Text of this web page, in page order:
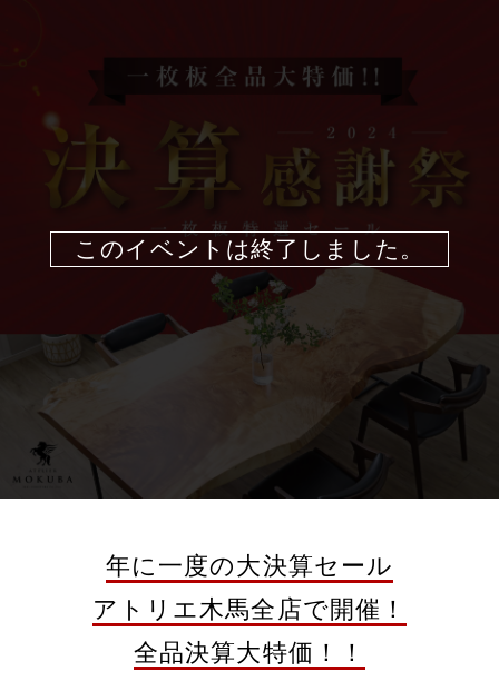
このイベントは終了しました。
年に一度の大決算セール
アトリエ木馬全店で開催！
全品決算大特価！！